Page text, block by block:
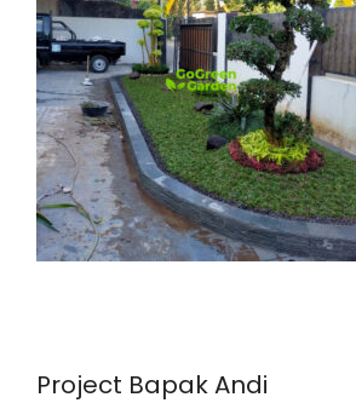
Project Bapak Andi